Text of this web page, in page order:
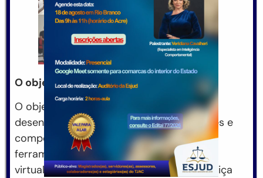
O objetivo e importância
O objetivo da agenda educacional foi
desenvolver nas(nos) cursistas habilidades e
competências para compreenderem a
ferramenta, que será o novo sistema de
virtualização e automação judicial da Justiça